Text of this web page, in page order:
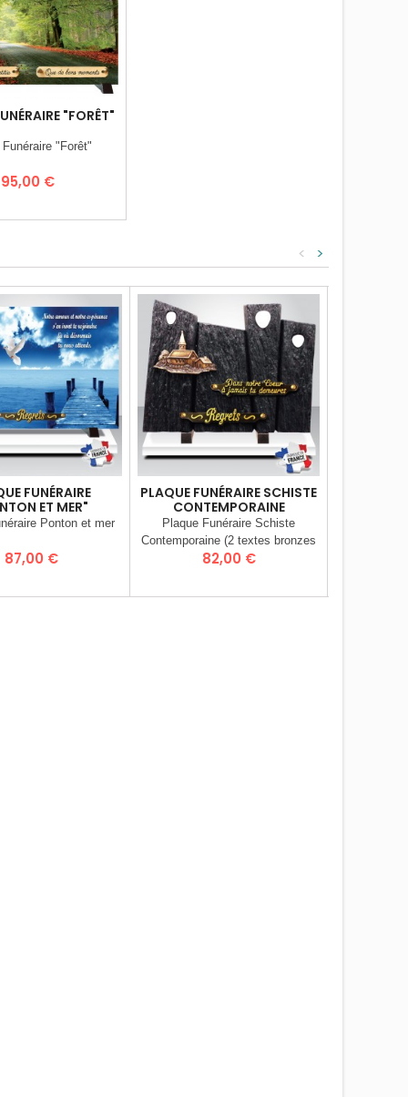
"FORÊT"
"Forêt"
Prix
95,00 €
>
<
FUNÉRAIRE
ET MER"
Ponton et mer
Prix
87,00 €
PLAQUE FUNÉRAIRE SCHISTE
CONTEMPORAINE
Plaque Funéraire Schiste
Contemporaine (2 textes bronzes
offerts choisissez dans la liste)
Prix
82,00 €